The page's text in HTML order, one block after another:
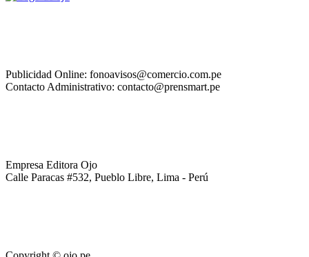
Publicidad Online: fonoavisos@comercio.com.pe
Contacto Administrativo: contacto@prensmart.pe
Empresa Editora Ojo
Calle Paracas #532, Pueblo Libre, Lima - Perú